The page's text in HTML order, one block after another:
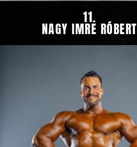
11.
NAGY IMRE RÓBERT